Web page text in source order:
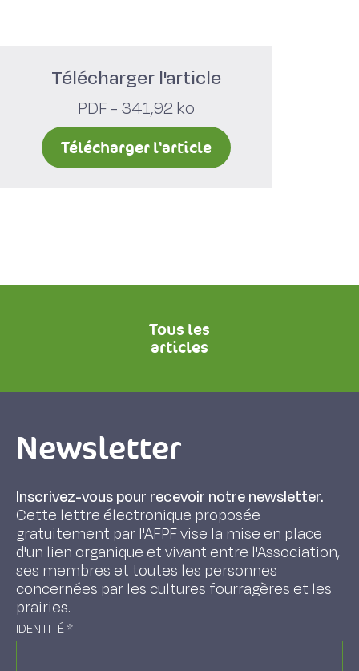
Télécharger l'article
PDF - 341,92 ko
Télécharger l'article
Tous les
articles
Newsletter
Inscrivez-vous pour recevoir notre newsletter.
Cette lettre électronique proposée
gratuitement par l'AFPF vise la mise en place
d'un lien organique et vivant entre l'Association,
ses membres et toutes les personnes
concernées par les cultures fourragères et les
prairies.
IDENTITÉ*